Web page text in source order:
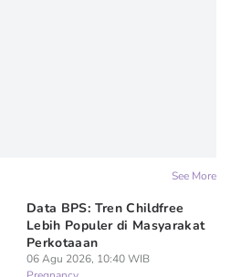
See More
Data BPS: Tren Childfree
Lebih Populer di Masyarakat
Perkotaaan
06 Agu 2026, 10:40 WIB